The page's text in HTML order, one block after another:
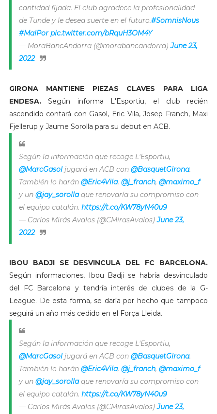
cantidad fijada. El club agradece la profesionalidad
de Tunde y le desea suerte en el futuro.#SomnisNous
#MaiPor pic.twitter.com/bRquH3OM4Y
— MoraBancAndorra (@morabancandorra)June 23,
2022
GIRONA MANTIENE PIEZAS CLAVES PARA LIGA
ENDESA.Según informa L'Esportiu, el club recién
ascendido contará con Gasol, Eric Vila, Josep Franch, Maxi
Fjellerup y Jaume Sorolla para su debut en ACB.
Según la información que recoge L'Esportiu,
@MarcGasoljugará en ACB con @BasquetGirona.
También lo harán @Eric4Vila, @j_franch, @maximo_f
y un @jay_sorollaque renovaría su compromiso con
el equipo catalán. https://t.co/KW78yN40u9
— Carlos Mirás Avalos (@CMirasAvalos)June 23,
2022
IBOU BADJI SE DESVINCULA DEL FC BARCELONA.
Según informaciones, Ibou Badji se habría desvinculado
del FC Barcelona y tendría interés de clubes de la G-
League. De esta forma, se daría por hecho que tampoco
seguirá un año más cedido en el Força Lleida.
Según la información que recoge L'Esportiu,
@MarcGasoljugará en ACB con @BasquetGirona.
También lo harán @Eric4Vila, @j_franch, @maximo_f
y un @jay_sorollaque renovaría su compromiso con
el equipo catalán. https://t.co/KW78yN40u9
— Carlos Mirás Avalos (@CMirasAvalos)June 23,